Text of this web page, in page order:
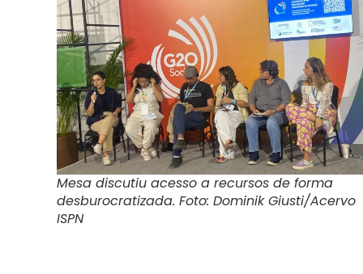
Mesa discutiu acesso a recursos de forma
desburocratizada. Foto: Dominik Giusti/Acervo
ISPN